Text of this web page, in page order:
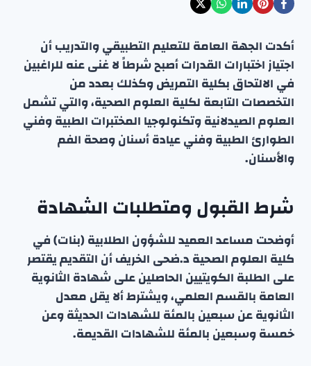
أكدت الجهة العامة للتعليم التطبيقي والتدريب أن
اجتياز اختبارات القدرات أصبح شرطاً لا غنى عنه للراغبين
في الالتحاق بكلية التمريض وكذلك بعدد من
التخصصات التابعة لكلية العلوم الصحية، والتي تشمل
العلوم الصيدلانية وتكنولوجيا المختبرات الطبية وفني
الطوارئ الطبية وفني عيادة أسنان وصحة الفم
والأسنان.
شرط القبول ومتطلبات الشهادة
أوضحت مساعد العميد للشؤون الطلابية (بنات) في
كلية العلوم الصحية د.ضحى الخريف أن التقديم يقتصر
على الطلبة الكويتيين الحاصلين على شهادة الثانوية
العامة بالقسم العلمي، ويشترط ألا يقل معدل
الثانوية عن سبعين بالمئة للشهادات الحديثة وعن
خمسة وسبعين بالمئة للشهادات القديمة.